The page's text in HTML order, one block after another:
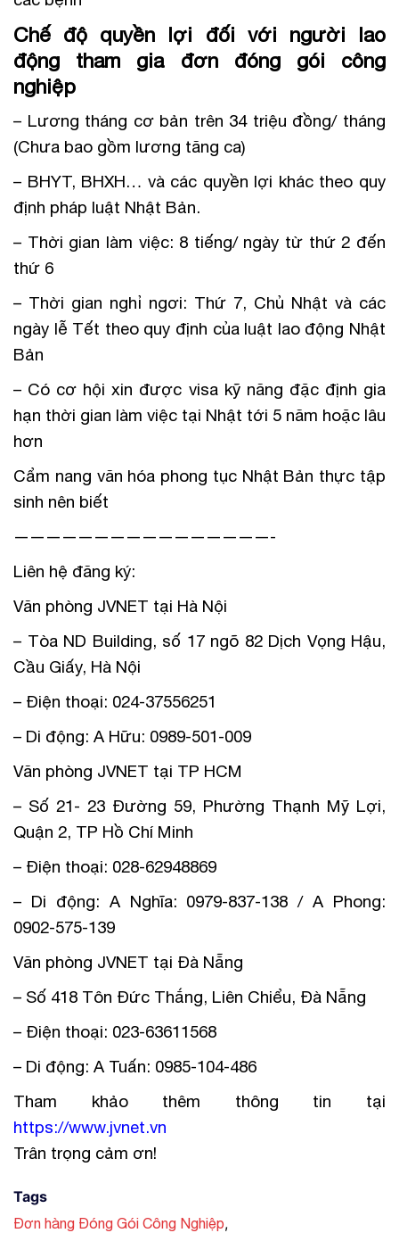
Chế độ quyền lợi đối với người lao
động tham gia đơn đóng gói công
nghiệp
– Lương tháng cơ bản trên 34 triệu đồng/ tháng
(Chưa bao gồm lương tăng ca)
– BHYT, BHXH… và các quyền lợi khác theo quy
định pháp luật Nhật Bản.
– Thời gian làm việc: 8 tiếng/ ngày từ thứ 2 đến
thứ 6
– Thời gian nghỉ ngơi: Thứ 7, Chủ Nhật và các
ngày lễ Tết theo quy định của luật lao động Nhật
Bản
– Có cơ hội xin được visa kỹ năng đặc định gia
hạn thời gian làm việc tại Nhật tới 5 năm hoặc lâu
hơn
Cẩm nang văn hóa phong tục Nhật Bản thực tập
sinh nên biết
————————————————-
Liên hệ đăng ký:
Văn phòng JVNET tại Hà Nội
– Tòa ND Building, số 17 ngõ 82 Dịch Vọng Hậu,
Cầu Giấy, Hà Nội
– Điện thoại: 024-37556251
– Di động: A Hữu: 0989-501-009
Văn phòng JVNET tại TP HCM
– Số 21- 23 Đường 59, Phường Thạnh Mỹ Lợi,
Quận 2, TP Hồ Chí Minh
– Điện thoại: 028-62948869
– Di động: A Nghĩa: 0979-837-138 / A Phong:
0902-575-139
Văn phòng JVNET tại Đà Nẵng
– Số 418 Tôn Đức Thắng, Liên Chiểu, Đà Nẵng
– Điện thoại: 023-63611568
– Di động: A Tuấn: 0985-104-486
Tham khảo thêm thông tin tại
https://www.jvnet.vn
Trân trọng cảm ơn!
Tags
Đơn hàng Đóng Gói Công Nghiệp,